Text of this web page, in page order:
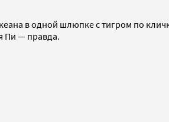
в одной шлюпке с тигром по
Пи — правда.